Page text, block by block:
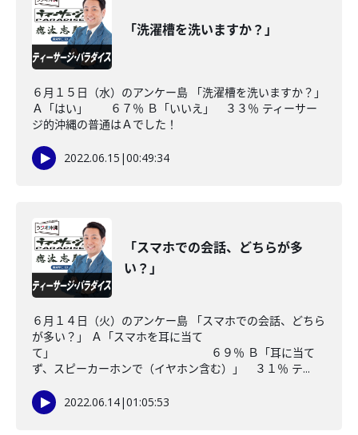
「洗濯槽を洗いますか？」
６月１５日（水）のアンケー島 「洗濯槽を洗いますか？」
Ａ「はい」 ６７％ Ｂ「いいえ」 ３３％ ティーサー
ジ的沖縄の普通はＡでした！
2022.06.15 |00:49:34
「スマホでの会話、どちらが多
い？」
６月１４日（火）のアンケー島 「スマホでの会話、どちら
が多い？」 Ａ「スマホを耳に当て
て」 ６９％ Ｂ「耳に当て
ず、スピーカーホンで（イヤホン含む）」 ３１％ テ...
2022.06.14|01:05:53